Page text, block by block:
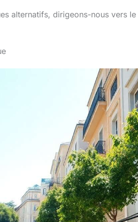
alternatifs, dirigeons-nous vers